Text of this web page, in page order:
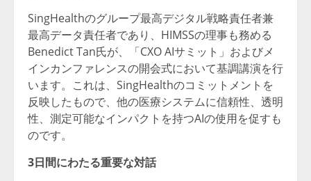
SingHealthのグループ最高デジタル戦略責任者兼
最高データ責任者であり、HIMSSの理事も務める
Benedict Tan氏が、「CXO AIサミット」およびメ
インカンファレンスの開会式において基調講演を行
います。これは、SingHealthのコミットメントを
反映したもので、他の医療システムに信頼性、透明
性、測定可能なインパクトを持つAIの使用を促すも
のです。
3日間にわたる重要な対話